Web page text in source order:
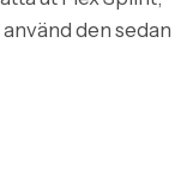
den sedan